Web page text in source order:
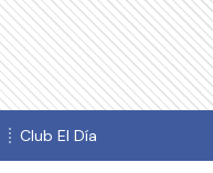
Club El Día